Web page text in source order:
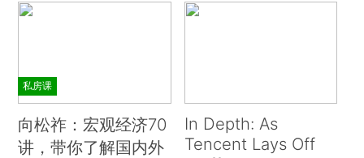
私房课
向松祚：宏观经济70
讲，带你了解国内外
In Depth: As
Tencent Lays Off